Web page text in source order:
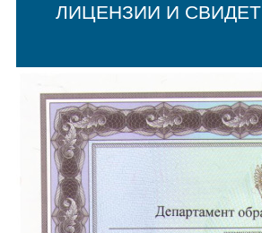
ЛИЦЕНЗИИ И